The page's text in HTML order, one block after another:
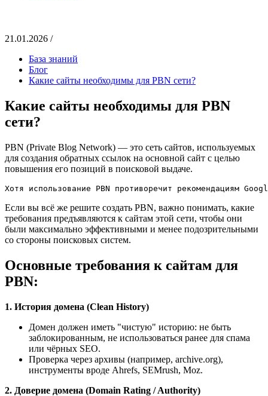
21.01.2026 /
База знаний
Блог
Какие сайты необходимы для PBN сети?
Какие сайты необходимы для PBN
сети?
PBN (Private Blog Network) — это сеть сайтов, используемых
для создания обратных ссылок на основной сайт с целью
повышения его позиций в поисковой выдаче.
Хотя использование PBN противоречит рекомендациям
Если вы всё же решите создать PBN, важно понимать, какие
требования предъявляются к сайтам этой сети, чтобы они
были максимально эффективными и менее подозрительными
со стороны поисковых систем.
Основные требования к сайтам для
PBN:
1. История домена (Clean History)
Домен должен иметь "чистую" историю: не быть
заблокированным, не использоваться ранее для спама
или чёрных SEO.
Проверка через архивы (например, archive.org),
инструменты вроде Ahrefs, SEMrush, Moz.
2. Доверие домена (Domain Rating / Authority)